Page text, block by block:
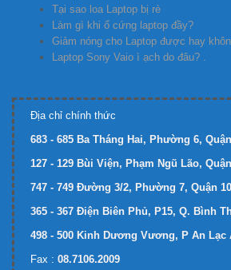
Tại sao loa Laptop bị rè
Làm gì khi ổ cứng laptop đầy?
Giảm nóng cho Laptop được hay
Laptop Sony Vaio ì ạch do đâu? .
Địa chỉ chính thức
683 - 685 Ba Tháng Hai, Phường 6,
127 - 129 Bùi Viện, Phạm Ngũ Lão,
747 - 749 Đường 3/2, Phường 7, Quận 10
365 - 367 Điện Biên Phủ, P15, Q. Bình
498 - 500 Kinh Dương Vương, P An Lạc
Fax : 08.7106.2009